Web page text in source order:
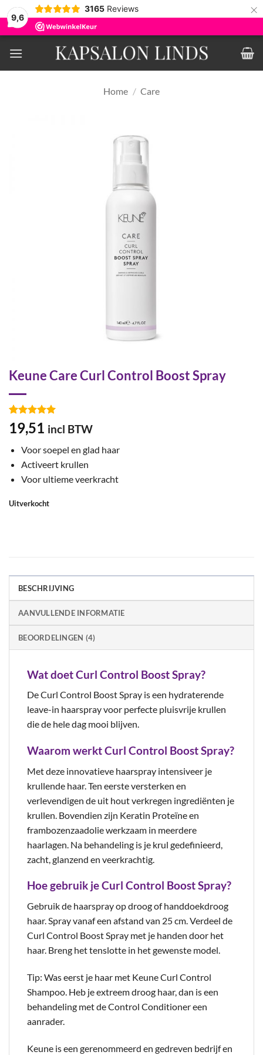
9,6
3165 Reviews ×
naar
inhoud
Home / Care
Keune Care Curl Control Boost Spray
Gewaardeerd
5op 5
op
4
klant
waarderingen
19,51 incl BTW
Voor soepel en glad haar
Activeert krullen
Voor ultieme veerkracht
Uitverkocht
BESCHRIJVING
AANVULLENDE INFORMATIE
BEOORDELINGEN (4)
Wat doet Curl Control Boost Spray?
De Curl Control Boost Spray is een hydraterende
leave-in haarspray voor perfecte pluisvrije krullen
die de hele dag mooi blijven.
Waarom werkt Curl Control Boost Spray?
Met deze innovatieve haarspray intensiveer je
krullende haar. Ten eerste versterken en
verlevendigen de uit hout verkregen ingrediënten je
krullen. Bovendien zijn Keratin Proteïne en
frambozenzaadolie werkzaam in meerdere
haarlagen. Na behandeling is je krul gedefinieerd,
zacht, glanzend en veerkrachtig.
Hoe gebruik je Curl Control Boost Spray?
Gebruik de haarspray op droog of handdoekdroog
haar. Spray vanaf een afstand van 25 cm. Verdeel de
Curl Control Boost Spray met je handen door het
haar. Breng het tenslotte in het gewenste model.
Tip: Was eerst je haar met Keune Curl Control
Shampoo. Heb je extreem droog haar, dan is een
behandeling met de Control Conditioner een
aanrader.
Keune is een gerenommeerd en gedreven bedrijf en